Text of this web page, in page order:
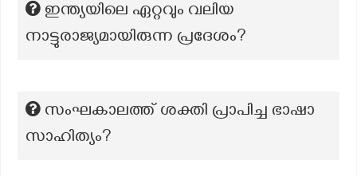
ഇന്ത്യയിലെ ഏറ്റവും വലിയ
നാട്ടുരാജ്യമായിരുന്ന പ്രദേശം?
സംഘകാലത്ത് ശക്തി പ്രാപിച്ച ഭാഷാ
സാഹിത്യം?